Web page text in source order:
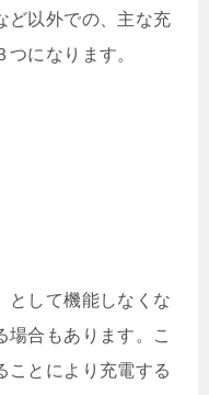
ど以外での、主な充
になります。
として機能しなくな
場合もあります。こ
ことにより充電する